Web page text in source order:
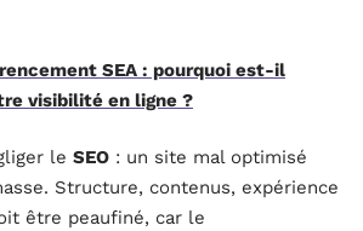
SEA : pourquoi est-il
visibilité en ligne ?
le SEO : un site mal optimisé
Structure, contenus, expérience
être peaufiné, car le